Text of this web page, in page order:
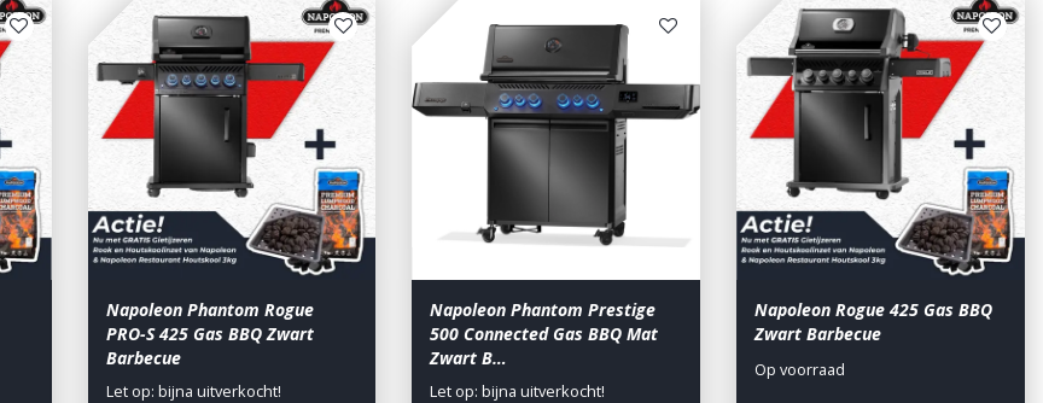
Napoleon Phantom Rogue
PRO-S 425 Gas BBQ Zwart
Barbecue
Let op: bijna uitverkocht!
Napoleon Phantom Prestige
500 Connected Gas BBQ Mat
Zwart B…
Let op: bijna uitverkocht!
Napoleon Rogue 425 Gas BBQ
Zwart Barbecue
Op voorraad